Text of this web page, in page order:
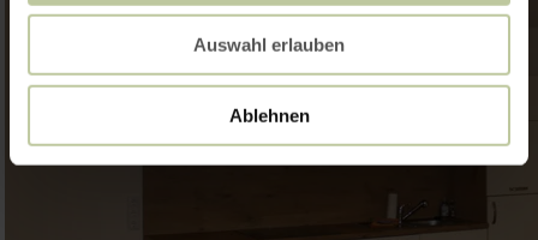
Auswahl erlauben
Ablehnen